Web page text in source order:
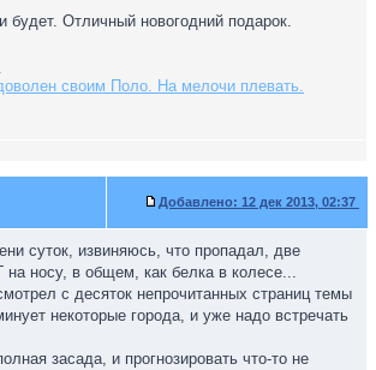
будет. Отличный новогодний подарок.
своим Поло. На мелочи плевать.
Добавлено: 12 дек 2013, 02:37
суток, извиняюсь, что пропадал, две
на носу, в общем, как белка в колесе...
с десяток непрочитанных страниц темы
некоторые города, и уже надо встречать
засада, и прогнозировать что-то не